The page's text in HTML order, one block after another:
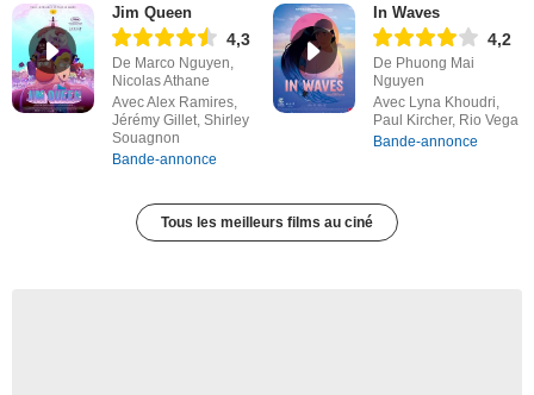
Jim Queen
4,3
De Marco Nguyen,
Nicolas Athane
Avec Alex Ramires,
Jérémy Gillet, Shirley
Souagnon
Bande-annonce
In Waves
4,2
De Phuong Mai
Nguyen
Avec Lyna Khoudri,
Paul Kircher, Rio Vega
Bande-annonce
Tous les meilleurs films au ciné